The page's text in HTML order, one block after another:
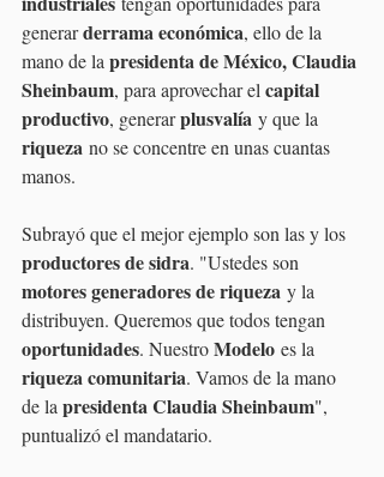
generar derrama económica, ello de la
mano de la presidenta de México, Claudia
Sheinbaum, para aprovechar el capital
productivo, generar plusvalía y que la
riqueza no se concentre en unas cuantas
manos.
Subrayó que el mejor ejemplo son las y los
productores de sidra. "Ustedes son
motores generadores de riqueza y la
distribuyen. Queremos que todos tengan
oportunidades. Nuestro Modelo es la
riqueza comunitaria. Vamos de la mano
de la presidenta Claudia Sheinbaum",
puntualizó el mandatario.